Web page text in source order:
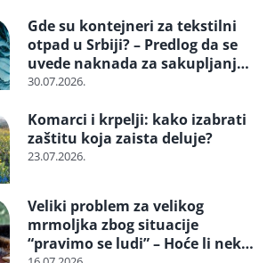
Gde su kontejneri za tekstilni
otpad u Srbiji? – Predlog da se
uvede naknada za sakupljanje i
reciklažu i svrstavanje u
30.07.2026.
Komarci i krpelji: kako izabrati
zaštitu koja zaista deluje?
23.07.2026.
Veliki problem za velikog
mrmoljka zbog situacije
“pravimo se ludi” – Hoće li neko